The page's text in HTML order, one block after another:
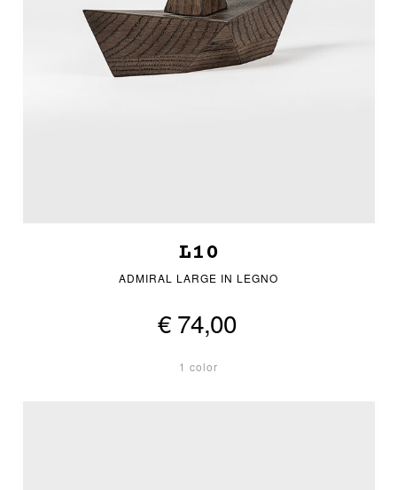
L10
ADMIRAL LARGE IN LEGNO
€ 74,00
1 color